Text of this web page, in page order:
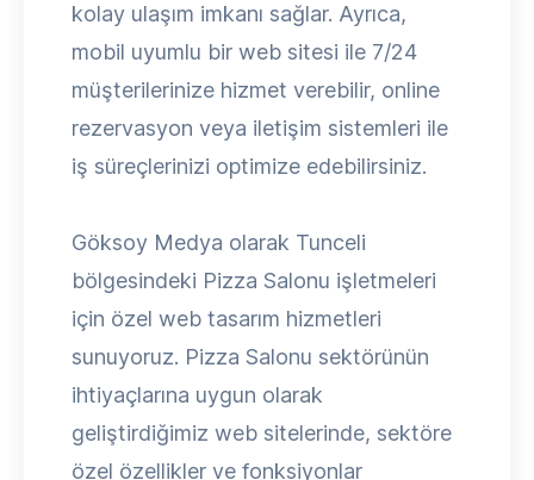
kolay ulaşım imkanı sağlar. Ayrıca,
mobil uyumlu bir web sitesi ile 7/24
müşterilerinize hizmet verebilir, online
rezervasyon veya iletişim sistemleri ile
iş süreçlerinizi optimize edebilirsiniz.
Göksoy Medya olarak Tunceli
bölgesindeki Pizza Salonu işletmeleri
için özel web tasarım hizmetleri
sunuyoruz. Pizza Salonu sektörünün
ihtiyaçlarına uygun olarak
geliştirdiğimiz web sitelerinde, sektöre
özel özellikler ve fonksiyonlar